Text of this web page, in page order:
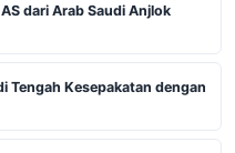
dari Arab Saudi Anjlok
Tengah Kesepakatan dengan